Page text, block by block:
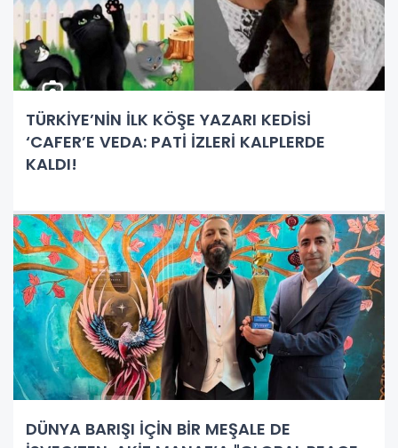
TÜRKİYE’NİN İLK KÖŞE YAZARI KEDİSİ
‘CAFER’E VEDA: PATİ İZLERİ KALPLERDE
KALDI!
DÜNYA BARIŞI İÇİN BİR MEŞALE DE